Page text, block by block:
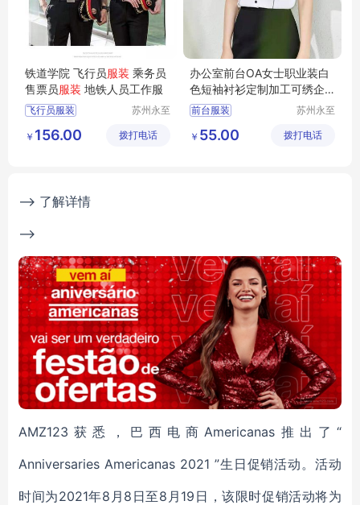
铁道学院 飞行员服装 乘务员
售票员服装 地铁人员工作服
飞行员服装
地铁人员工作服
苏州永至
限公司
￥ 156.00 拨打电话
办公室前台OA女士职业装白
色短袖衬衫定制加工可绣企
业标志
前台服装
女士白衬衫
苏州永至
限公司
￥ 55.00 拨打电话
--> 了解详情
-->
AMZ123获悉，巴西电商Americanas推出了“
Anniversaries Americanas 2021 ”生日促销活动。活动
时间为2021年8月8日至8月19日，该限时促销活动将为